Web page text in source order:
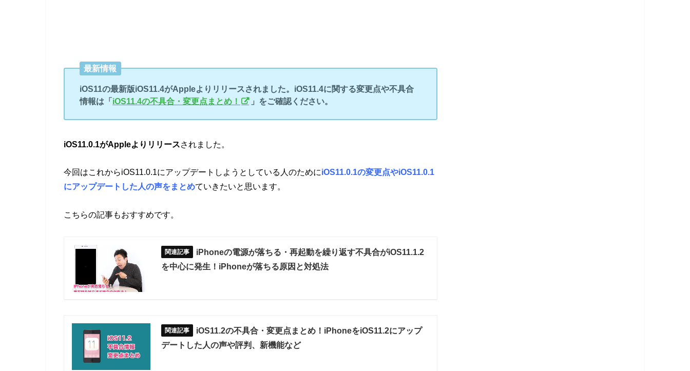
最新情報
iOS11の最新版iOS11.4がAppleよりリリースされました。 iOS11.4に関する変更点や不具合
情報は 「iOS11.4の不具合・変更点まとめ！ 」 をご確認ください。
iOS11.0.1がAppleよりリリースされました。
今回はこれからiOS11.0.1にアップデートしようとしている人のためにiOS11.0.1の変更点やiOS11.0.1
にアップデートした人の声をまとめていきたいと思います。
こちらの記事もおすすめです。
iPhoneの電源が落ちる・再起動を繰り返す不具合がiOS11.1.2
を中心に発生！iPhoneが落ちる原因と対処法
iOS11.2の不具合・変更点まとめ！iPhoneをiOS11.2にアップ
デートした人の声や評判、新機能など